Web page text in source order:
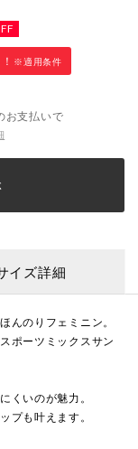
※適用条件
お支払いで
イズ詳細
んのりフェミニン。
ポーツミックスサン
くいのが魅力。
プも叶えます。